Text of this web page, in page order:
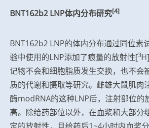
BNT162b2 LNP体内分布研究[4]
BNT162b2 LNP的体内分布通过同位素
验中使用的LNP添加了痕量的放射性[3
记物不会和细胞脂质发生交换，也不会
质的代谢和摄取等研究。雌雄大鼠肌肉
酶modRNA的这种LNP后，注射部位的
高。除给药部位以外，在血浆和大部分